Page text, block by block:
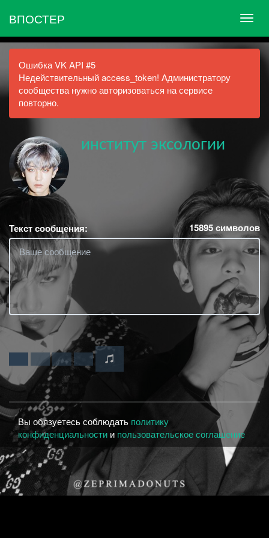
ВПОСТЕР
Ошибка VK API #5
Недействительный access_token! Администратору
сообщества нужно авторизоваться на сервисе
повторно.
институт эксологии
Текст сообщения: 15895символов
Вы обязуетесь соблюдать политику
конфиденциальности и пользовательское соглашение